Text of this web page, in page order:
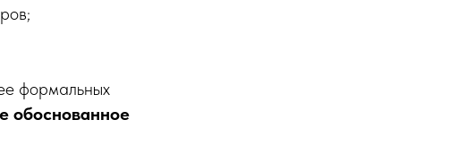
формальных
обоснованное